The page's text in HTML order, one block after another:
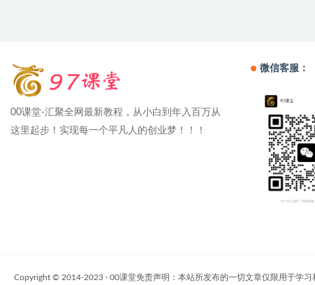
00课堂-汇聚全网最新教程，从小白到年入百万从
这里起步！实现每一个平凡人的创业梦！！！
微信客服：
Copyright © 2014-2023 · 00课堂免责声明：本站所发布的一切文章仅限用于学